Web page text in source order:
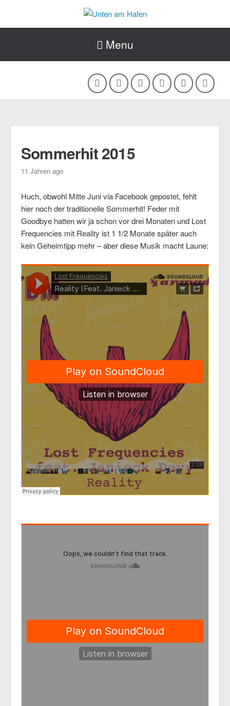
Menu
Sommerhit 2015
11 Jahren ago
Huch, obwohl Mitte Juni via Facebook gepostet, fehlt
hier noch der traditionelle Sommerhit! Feder mit
Goodbye hatten wir ja schon vor drei Monaten und Lost
Frequencies mit Reality ist 1 1/2 Monate später auch
kein Geheimtipp mehr – aber diese Musik macht Laune: